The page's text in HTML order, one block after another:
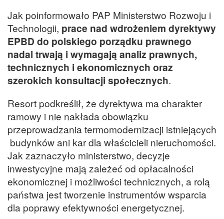
Jak poinformowało PAP Ministerstwo Rozwoju i
Technologii, prace nad wdrożeniem dyrektywy
EPBD do polskiego porządku prawnego
nadal trwają i wymagają analiz prawnych,
technicznych i ekonomicznych oraz
szerokich konsultacji społecznych.
Resort podkreślił, że dyrektywa ma charakter
ramowy i nie nakłada obowiązku
przeprowadzania termomodernizacji istniejących
budynków ani kar dla właścicieli nieruchomości.
Jak zaznaczyło ministerstwo, decyzje
inwestycyjne mają zależeć od opłacalności
ekonomicznej i możliwości technicznych, a rolą
państwa jest tworzenie instrumentów wsparcia
dla poprawy efektywności energetycznej.